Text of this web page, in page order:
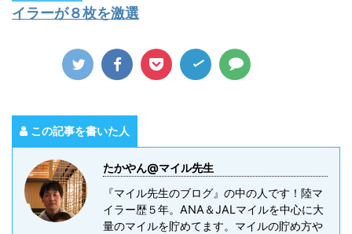
イラーが８枚を激選
この記事を書いた人
たかやん@マイル先生
『マイル先生のブログ』の中の人です！陸マ
イラー歴５年。ANA＆JALマイルを中心に大
量のマイルを貯めてます。マイルの貯め方や